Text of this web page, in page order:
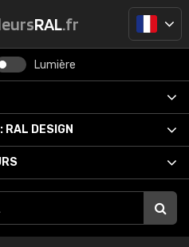
RAL.fr
Lumière
RAL DESIGN